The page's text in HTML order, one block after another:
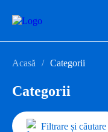
Acasă Categorii
Categorii
Filtrare și căutare